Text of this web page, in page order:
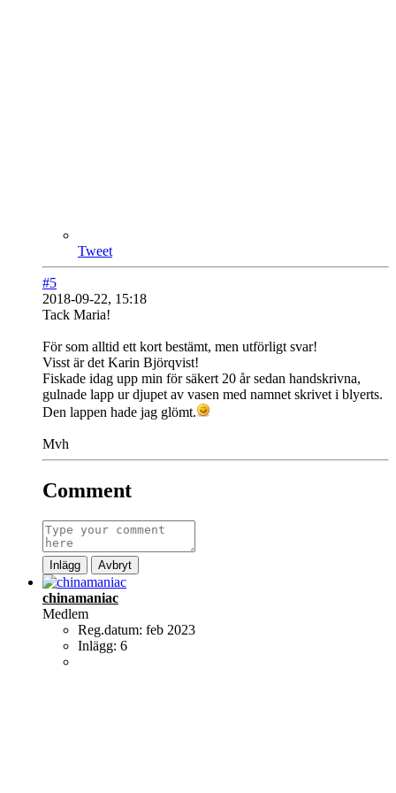
Tweet
#5
2018-09-22, 15:18
Tack Maria!
För som alltid ett kort bestämt, men utförligt svar!
Visst är det Karin Björqvist!
Fiskade idag upp min för säkert 20 år sedan handskrivna,
gulnade lapp ur djupet av vasen med namnet skrivet i blyerts.
Den lappen hade jag glömt.
Mvh
Comment
Inlägg Avbryt
chinamaniac
Medlem
Reg.datum: feb 2023
Inlägg: 6